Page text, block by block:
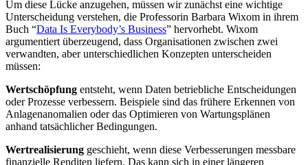
Um diese Lücke anzugehen, müssen wir zunächst eine wichtige
Unterscheidung verstehen, die Professorin Barbara Wixom in ihrem
Buch “Data Is Everybody’s Business” hervorhebt. Wixom
argumentiert überzeugend, dass Organisationen zwischen zwei
verwandten, aber unterschiedlichen Konzepten unterscheiden
müssen:
Wertschöpfung entsteht, wenn Daten betriebliche Entscheidungen
oder Prozesse verbessern. Beispiele sind das frühere Erkennen von
Anlagenanomalien oder das Optimieren von Wartungsplänen
anhand tatsächlicher Bedingungen.
Wertrealisierung geschieht, wenn diese Verbesserungen messbare
finanzielle Renditen liefern. Das kann sich in einer längeren